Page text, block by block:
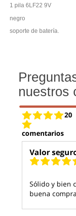
1 pila 6LF22 9V
negro
soporte de batería.
nuestros
20
comentarios
Valor
Sólido y bien
buena